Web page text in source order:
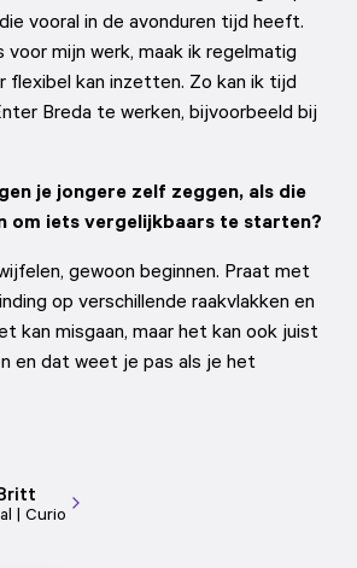
vooral in de avonduren tijd heeft.
mijn werk, maak ik regelmatig
flexibel kan inzetten. Zo kan ik tijd
Breda te werken, bijvoorbeeld bij
je jongere zelf zeggen, als die
om iets vergelijkbaars te starten?
gewoon beginnen. Praat met
op verschillende raakvlakken en
kan misgaan, maar het kan ook juist
en dat weet je pas als je het
| Curio